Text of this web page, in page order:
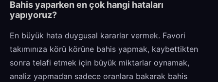
Bahis yaparken en çok hangi hataları
yapıyoruz?
En büyük hata duygusal kararlar vermek. Favori
takımınıza körü körüne bahis yapmak, kaybettikten
sonra telafi etmek için büyük miktarlar oynamak,
analiz yapmadan sadece oranlara bakarak bahis